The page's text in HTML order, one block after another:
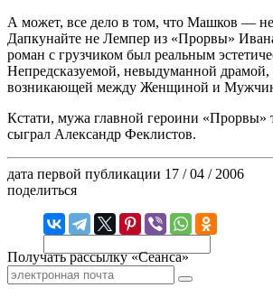
А может, все дело в том, что Машков —
Дапкунайте не Лемпер из «Прорвы»
роман с грузчиком был реальным
Непредсказуемой, невыдуманной
возникающей между Женщиной и
Кстати, мужа главной героини «Прорвы»
сыграл Александр Феклистов.
дата первой публикации 17 / 04 / 2006
поделиться
Получать рассылку «Сеанса»